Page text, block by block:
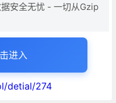
安全无忧 - 一切从Gzip
进入
detial/274